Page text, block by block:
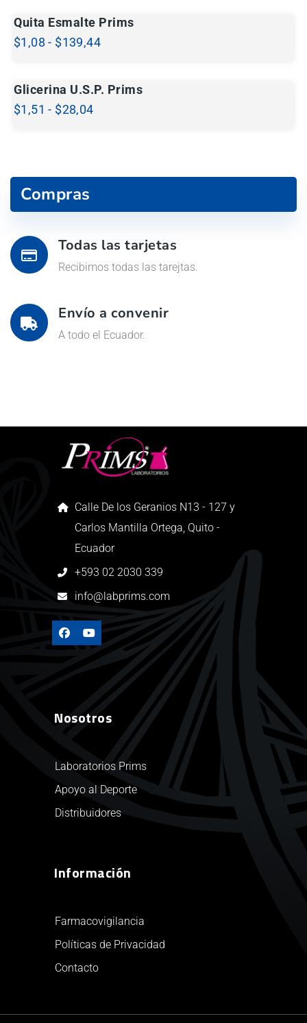
Quita Esmalte Prims
$1,08 - $139,44
Glicerina U.S.P. Prims
$1,51 - $28,04
Compras
Todas las tarjetas
Recibimos todas las tarejtas.
Envío a convenir
A todo el Ecuador.
Calle De los Geranios N13 - 127 y
Carlos Mantilla Ortega, Quito -
Ecuador
+593 02 2030 339
info@labprims.com
Nosotros
Laboratorios Prims
Apoyo al Deporte
Distribuidores
Información
Farmacovigilancia
Políticas de Privacidad
Contacto